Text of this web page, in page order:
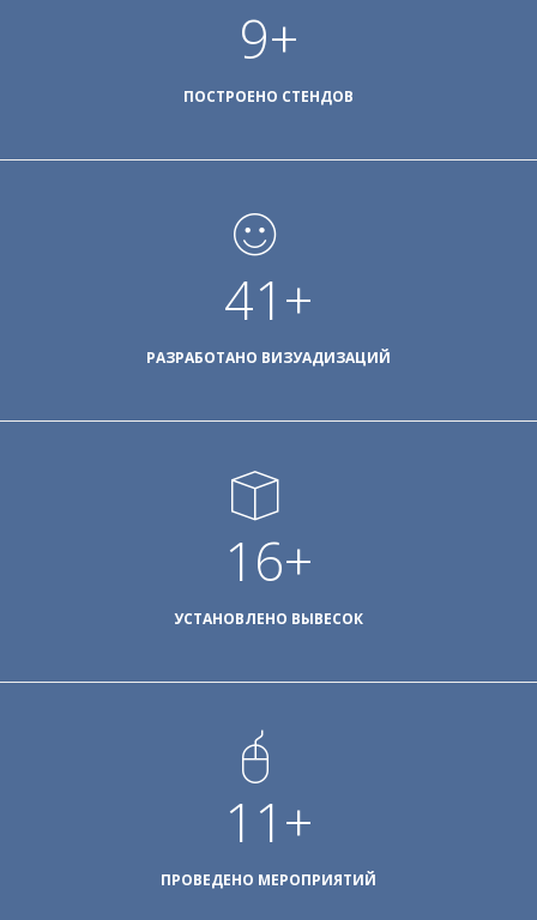
13+
ПОСТРОЕНО СТЕНДОВ
57+
РАЗРАБОТАНО ВИЗУАДИЗАЦИЙ
22+
УСТАНОВЛЕНО ВЫВЕСОК
15+
ПРОВЕДЕНО МЕРОПРИЯТИЙ